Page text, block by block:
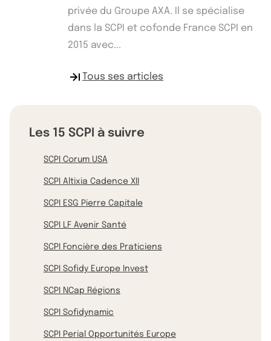
privée du Groupe AXA. Il se spécialise
dans la SCPI et cofonde France SCPI en
2015 avec...
Tous ses articles
Les 15 SCPI à suivre
SCPI Corum USA
SCPI Altixia Cadence XII
SCPI ESG Pierre Capitale
SCPI LF Avenir Santé
SCPI Foncière des Praticiens
SCPI Sofidy Europe Invest
SCPI NCap Régions
SCPI Sofidynamic
SCPI Perial Opportunités Europe